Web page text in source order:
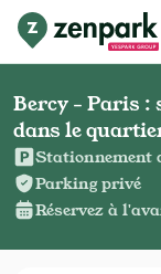
Bercy - Paris :
dans le
Stationnement
Parking privé
Réservez à